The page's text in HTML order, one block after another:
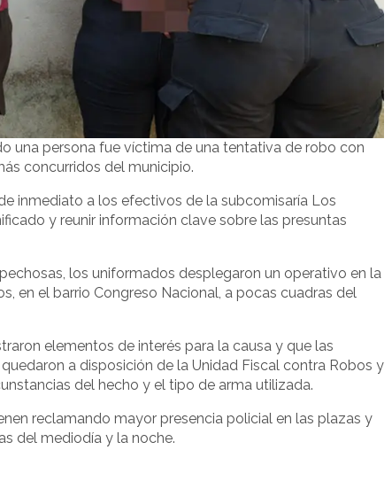
una persona fue víctima de una tentativa de robo con
concurridos del municipio.
inmediato a los efectivos de la subcomisaría Los
y reunir información clave sobre las presuntas
los uniformados desplegaron un operativo en la
en el barrio Congreso Nacional, a pocas cuadras del
elementos de interés para la causa y que las
a disposición de la Unidad Fiscal contra Robos y
del hecho y el tipo de arma utilizada.
reclamando mayor presencia policial en las plazas y
del mediodía y la noche.